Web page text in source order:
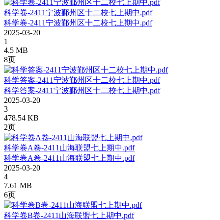
科学卷-2411宁波鄞州区十二校七上期中.pdf
科学卷-2411宁波鄞州区十二校七上期中.pdf
2025-03-20
1
4.5 MB
8页
科学答案-2411宁波鄞州区十二校七上期中.pdf
科学答案-2411宁波鄞州区十二校七上期中.pdf
2025-03-20
3
478.54 KB
2页
科学卷A卷-2411山海联盟七上期中.pdf
科学卷A卷-2411山海联盟七上期中.pdf
2025-03-20
4
7.61 MB
6页
科学卷B卷-2411山海联盟七上期中.pdf